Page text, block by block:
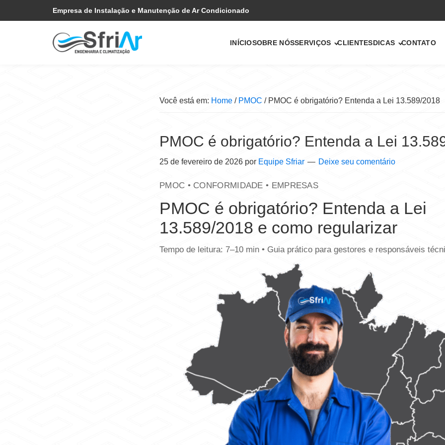
para
to
Empresa de Instalação e Manutenção de Ar Condicionado
INÍCIOSOBRE NÓSSERVIÇOS CLIENTESDICAS CONTATO
Você está em: Home / PMOC /PMOC é obrigatório? Entenda a Lei 13.589/2018
PMOC é obrigatório? Entenda a Lei
25 de fevereiro de 2026 por Equipe Sfriar Deixe seu comentário
PMOC • CONFORMIDADE • EMPRESAS
PMOC é obrigatório? Entenda a Lei
13.589/2018 e como regularizar
Tempo de leitura: 7–10 min • Guia prático para gestores e responsáveis